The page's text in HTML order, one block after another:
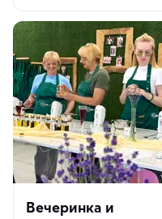
Вечеринка и